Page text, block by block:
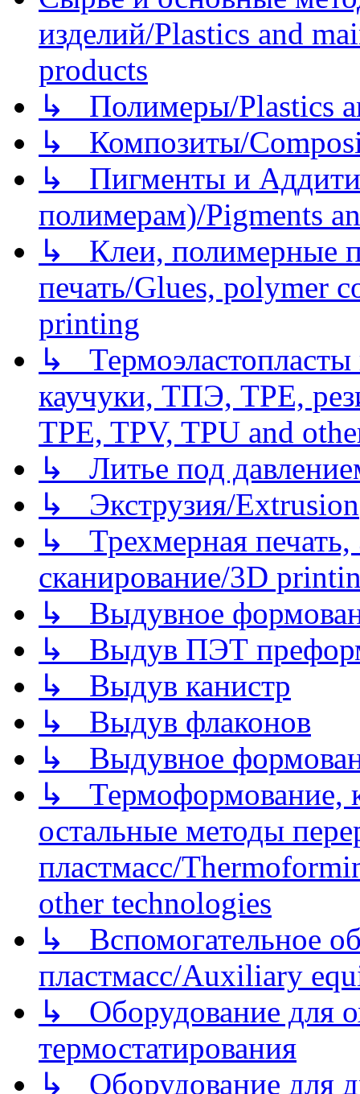
изделий/Plastics and
products
↳ Полимеры/Plastics
↳ Композиты/
↳ Пигменты и
полимерам)/Pigments
↳ Клеи, полимерные
печать/Glues, polymer
printing
↳
каучуки, ТПЭ, TPE,
TPE, TPV, TPU and
↳ Литье под
↳ Экструзия/Extrusion
↳ Трехмерная
сканирование/3D
↳ Выдувное
↳ Выдув ПЭТ
↳ Выдув канистр
↳ Выдув флаконов
↳ Выдувное
↳ Термоформование,
остальные методы
пластмасс/
other technologies
↳ Вспомогательное
пластмасс/Auxiliary
↳ Оборудование для
термостатирования
↳ Оборудование для